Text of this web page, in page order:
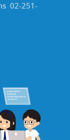
ร 02-251-